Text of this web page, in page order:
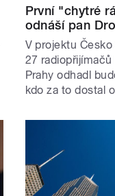
První "chytré
odnáší pan
V projektu
27
Prahy odhadl
kdo za to dostal